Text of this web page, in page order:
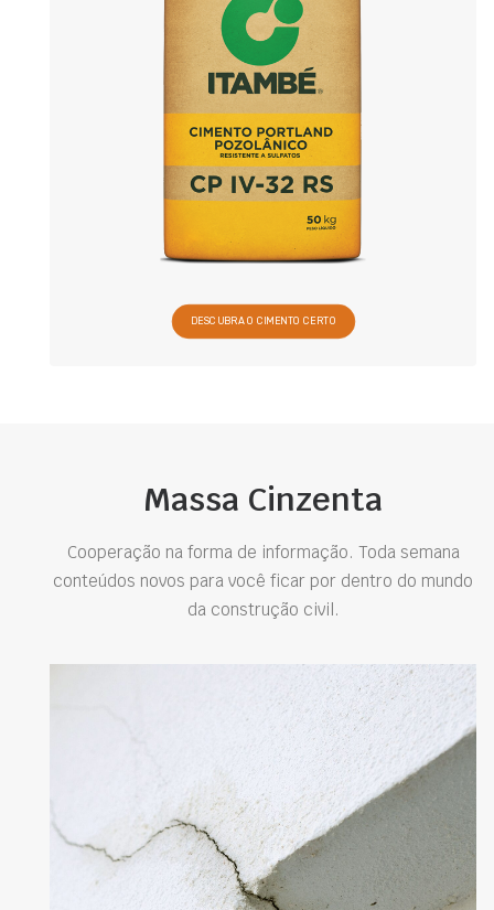
DESCUBRA O CIMENTO CERTO
Massa Cinzenta
Cooperação na forma de informação. Toda semana
conteúdos novos para você ficar por dentro do mundo
da construção civil.